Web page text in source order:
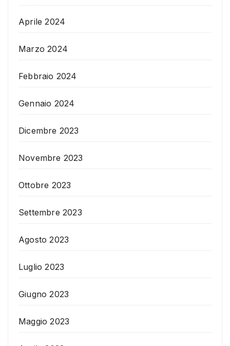
Aprile 2024
Marzo 2024
Febbraio 2024
Gennaio 2024
Dicembre 2023
Novembre 2023
Ottobre 2023
Settembre 2023
Agosto 2023
Luglio 2023
Giugno 2023
Maggio 2023